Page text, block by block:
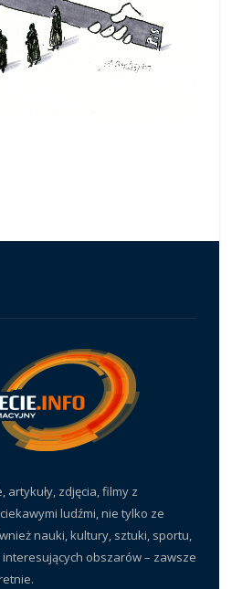
zdjęcia, filmy z
ludźmi, nie tylko ze
nauki, kultury, sztuki, sportu,
obszarów – zawsze